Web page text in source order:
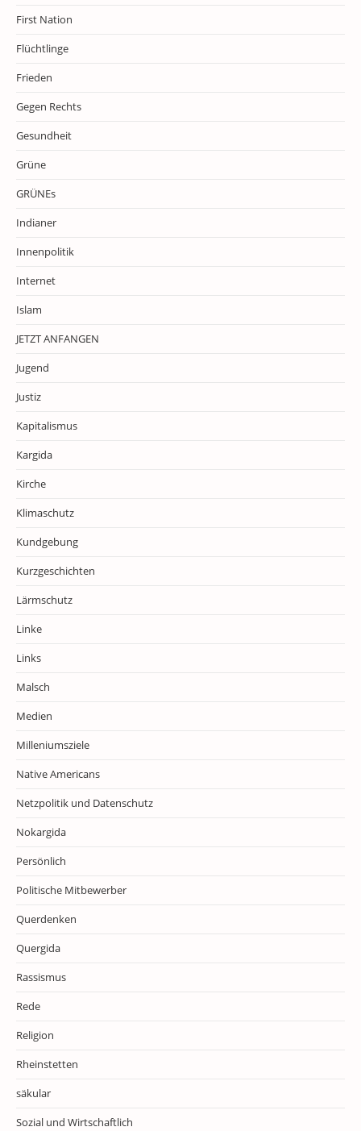
First Nation
Flüchtlinge
Frieden
Gegen Rechts
Gesundheit
Grüne
GRÜNEs
Indianer
Innenpolitik
Internet
Islam
JETZT ANFANGEN
Jugend
Justiz
Kapitalismus
Kargida
Kirche
Klimaschutz
Kundgebung
Kurzgeschichten
Lärmschutz
Linke
Links
Malsch
Medien
Milleniumsziele
Native Americans
Netzpolitik und Datenschutz
Nokargida
Persönlich
Politische Mitbewerber
Querdenken
Quergida
Rassismus
Rede
Religion
Rheinstetten
säkular
Sozial und Wirtschaftlich